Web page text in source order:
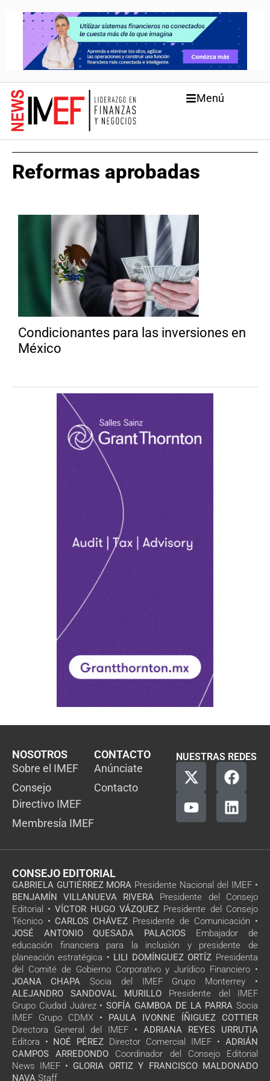
Menú
Reformas aprobadas
Condicionantes para las inversiones en
México
NOSOTROS
Sobre el IMEF
Consejo
Directivo IMEF
Membresía IMEF
CONTACTO
Anúnciate
Contacto
NUESTRAS REDES
CONSEJO EDITORIAL
GABRIELA GUTIÉRREZ MORA Presidente Nacional del IMEF •
BENJAMÍN VILLANUEVA RIVERA Presidente del Consejo
Editorial • VÍCTOR HUGO VÁZQUEZ Presidente del Consejo
Técnico • CARLOS CHÁVEZ Presidente de Comunicación •
JOSÉ ANTONIO QUESADA PALACIOS Embajador de
educación financiera para la inclusión y presidente de
planeación estratégica • LILI DOMÍNGUEZ ORTÍZ Presidenta
del Comité de Gobierno Corporativo y Jurídico Financiero •
JOANA CHAPA Socia del IMEF Grupo Monterrey •
ALEJANDRO SANDOVAL MURILLO Presidente del IMEF
Grupo Ciudad Juárez • SOFÍA GAMBOA DE LA PARRA Socia
IMEF Grupo CDMX • PAULA IVONNE ÍÑIGUEZ COTTIER
Directora General del IMEF • ADRIANA REYES URRUTIA
Editora • NOÉ PÉREZ Director Comercial IMEF • ADRIÁN
CAMPOS ARREDONDO Coordinador del Consejo Editorial
News IMEF • GLORIA ORTIZ Y FRANCISCO MALDONADO
NAVA Staff